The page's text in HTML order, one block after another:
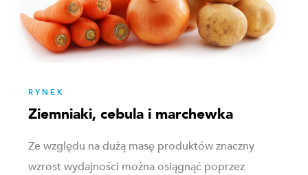
RYNEK
Ziemniaki, cebula i marchewka
Ze względu na dużą masę produktów znaczny
wzrost wydajności można osiągnąć poprzez